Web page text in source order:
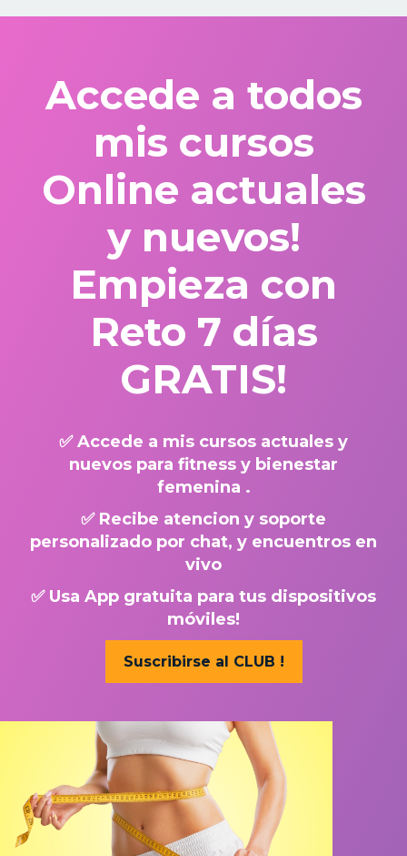
Accede a todos
mis cursos
Online actuales
y nuevos!
Empieza con
Reto 7 días
GRATIS!
✅ Accede a mis cursos actuales y
nuevos para fitness y bienestar
femenina .
✅ Recibe atencion y soporte
personalizado por chat, y encuentros en
vivo
✅ Usa App gratuita para tus dispositivos
móviles!
Suscribirse al CLUB !